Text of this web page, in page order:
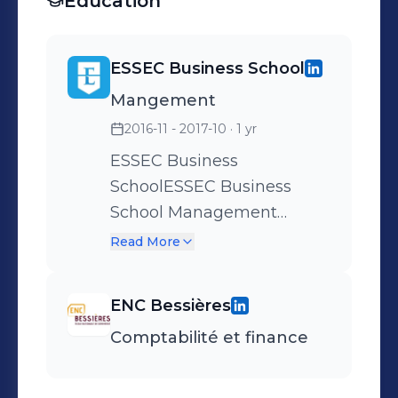
ESSEC Business School
Mangement
2016-11 - 2017-10 · 1 yr
ESSEC Business
SchoolESSEC Business
School Management
Général Program ,
les cadres Dirigeants
Niveau 1, enregistré au
Read More
ENC Bessières
Comptabilité et finance